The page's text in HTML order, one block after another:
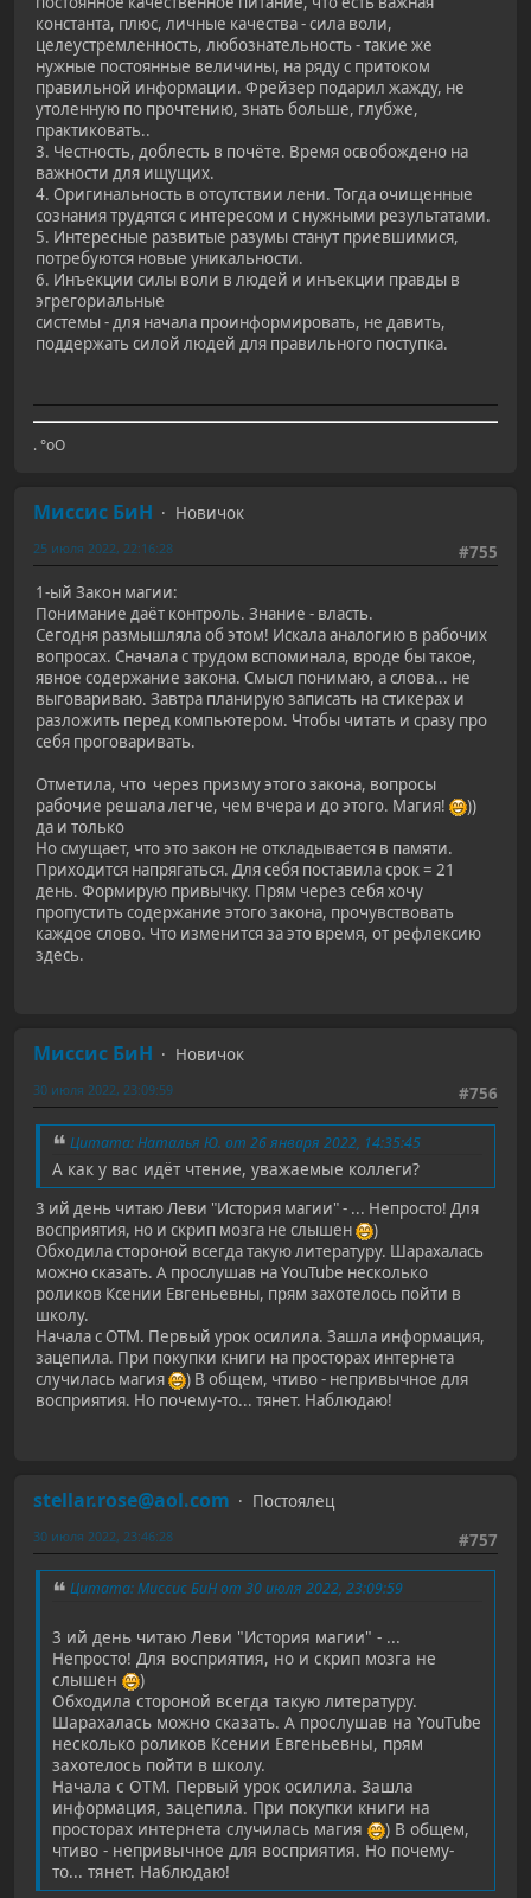
константа, плюс, личные качества - сила воли,
целеустремленность, любознательность - такие же
нужные постоянные величины, на ряду с притоком
правильной информации. Фрейзер подарил жажду, не
утоленную по прочтению, знать больше, глубже,
практиковать..
3. Честность, доблесть в почёте. Время освобождено на
важности для ищущих.
4. Оригинальность в отсутствии лени. Тогда очищенные
сознания трудятся с интересом и с нужными результатами.
5. Интересные развитые разумы станут приевшимися,
потребуются новые уникальности.
6. Инъекции силы воли в людей и инъекции правды в
эгрегориальные
системы - для начала проинформировать, не давить,
поддержать силой людей для правильного поступка.
. °оО
Миссис БиН
Новичок
#755
25 июля 2022, 22:16:28
1-ый Закон магии:
Понимание даёт контроль. Знание - власть.
Сегодня размышляла об этом! Искала аналогию в рабочих
вопросах. Сначала с трудом вспоминала, вроде бы такое,
явное содержание закона. Смысл понимаю, а слова... не
выговариваю. Завтра планирую записать на стикерах и
разложить перед компьютером. Чтобы читать и сразу про
себя проговаривать.
Отметила, что через призму этого закона, вопросы
рабочие решала легче, чем вчера и до этого. Магия!
))
да и только
Но смущает, что это закон не откладывается в памяти.
Приходится напрягаться. Для себя поставила срок = 21
день. Формирую привычку. Прям через себя хочу
пропустить содержание этого закона, прочувствовать
каждое слово. Что изменится за это время, от рефлексию
здесь.
Миссис БиН
Новичок
#756
30 июля 2022, 23:09:59
Цитата: Наталья Ю. от 26 января 2022, 14:35:45
А как у вас идёт чтение, уважаемые коллеги?
3 ий день читаю Леви "История магии" - ... Непросто! Для
восприятия, но и скрип мозга не слышен
)
Обходила стороной всегда такую литературу. Шарахалась
можно сказать. А прослушав на YouTube несколько
роликов Ксении Евгеньевны, прям захотелось пойти в
школу.
Начала с ОТМ. Первый урок осилила. Зашла информация,
зацепила. При покупки книги на просторах интернета
случилась магия
) В общем, чтиво - непривычное для
восприятия. Но почему-то... тянет. Наблюдаю!
stellar.rose@aol.com
Постоялец
#757
30 июля 2022, 23:46:28
Цитата: Миссис БиН от 30 июля 2022, 23:09:59
3 ий день читаю Леви "История магии" - ...
Непросто! Для восприятия, но и скрип мозга не
слышен
)
Обходила стороной всегда такую литературу.
Шарахалась можно сказать. А прослушав на YouTube
несколько роликов Ксении Евгеньевны, прям
захотелось пойти в школу.
Начала с ОТМ. Первый урок осилила. Зашла
информация, зацепила. При покупки книги на
просторах интернета случилась магия
) В общем,
чтиво - непривычное для восприятия. Но почему-
то... тянет. Наблюдаю!